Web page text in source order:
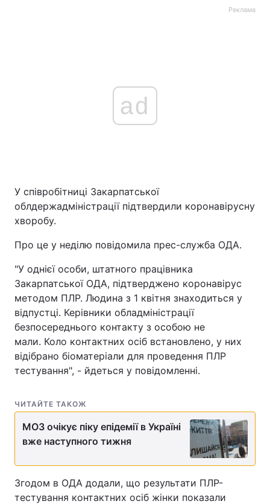
Реклама
ad
У співробітниці Закарпатської
облдержадміністрації підтвердили коронавірусну
хворобу.
Про це у неділю повідомила прес-служба ОДА.
"У однієї особи, штатного працівника
Закарпатської ОДА, підтверджено коронавірус
методом ПЛР. Людина з 1 квітня знаходиться у
відпустці. Керівники обладміністрації
безпосереднього контакту з особою не
мали. Коло контактних осіб встановлено, у них
відібрано біоматеріали для проведення ПЛР
тестування", - йдеться у повідомленні.
ЧИТАЙТЕ ТАКОЖ
МОЗ очікує піку епідемії в Україні
вже наступного тижня
Згодом в ОДА додали, що результати ПЛР-
тестування контактних осіб жінки показали